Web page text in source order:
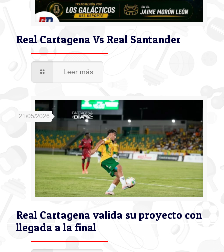
Real Cartagena Vs Real Santander
Leer más
21/05/2026
Real Cartagena valida su proyecto con
llegada a la final